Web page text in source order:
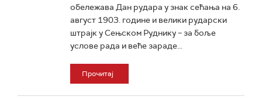
обележава Дан рудара у знак сећања на 6.
август 1903. године и велики рударски
штрајк у Сењском Руднику – за боље
услове рада и веће зараде...
Прочитај